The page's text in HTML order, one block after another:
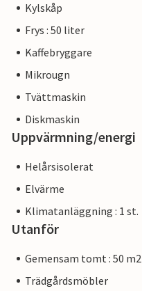
Kylskåp
Frys : 50 liter
Kaffebryggare
Mikrougn
Tvättmaskin
Diskmaskin
Uppvärmning/energi
Helårsisolerat
Elvärme
Klimatanläggning : 1 st.
Utanför
Gemensam tomt : 50 m2
Trädgårdsmöbler